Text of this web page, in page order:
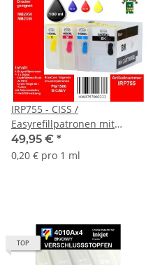
IRP755 - CISS /
Easyrefillpatronen mit
Automatikchip für PGI-
1500XL - Komplettset: 4
49,95 € *
0,20 € pro 1 ml
TOP